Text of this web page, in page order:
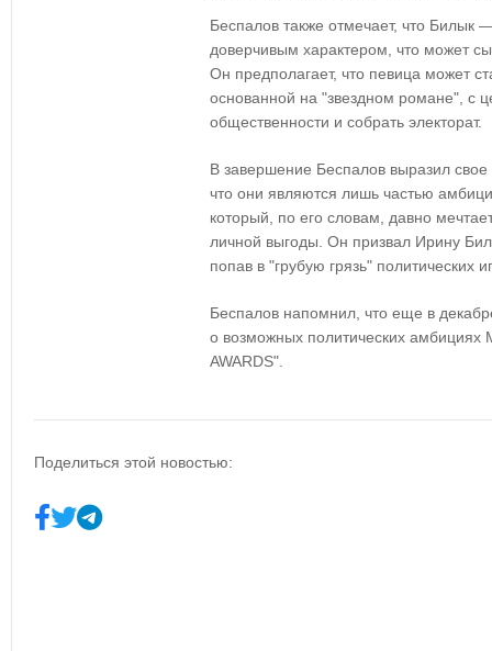
Беспалов также отмечает, что
доверчивым характером, что может
Он предполагает, что певица может
основанной на "звездном романе", с
общественности и собрать электорат.
В завершение Беспалов выразил
что они являются лишь частью
который, по его словам, давно
личной выгоды. Он призвал Ирину
попав в "грубую грязь" политических
Беспалов напомнил, что еще в
о возможных политических амбициях
AWARDS".
Поделиться этой новостью: